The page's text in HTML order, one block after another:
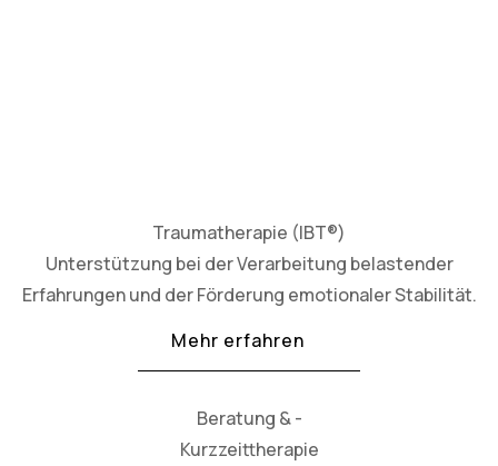
Traumatherapie (IBT®)
Unterstützung bei der Verarbeitung belastender
Erfahrungen und der Förderung emotionaler Stabilität.
Mehr erfahren
Beratung & -
Kurzzeittherapie